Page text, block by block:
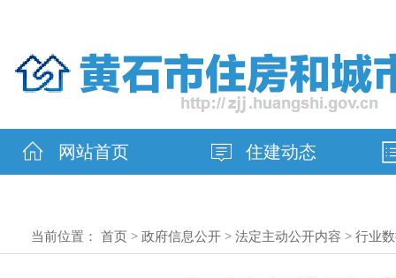
网站首页 住建动态
当前位置： 首页 > 政府信息公开 > 法定主动公开内容 > 行业